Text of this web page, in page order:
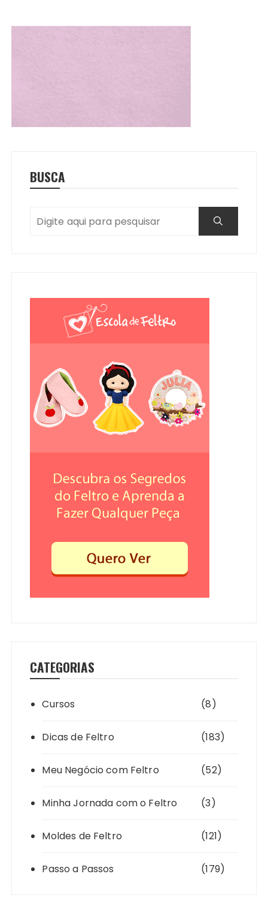
BUSCA
CATEGORIAS
Cursos (8)
Dicas de Feltro (183)
Meu Negócio com Feltro (52)
Minha Jornada com o Feltro (3)
Moldes de Feltro (121)
Passo a Passos (179)